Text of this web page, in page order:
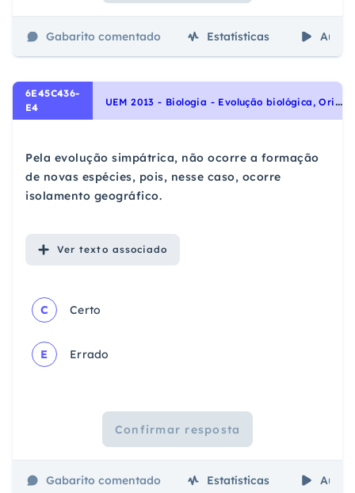
Gabarito comentado Estatísticas Aulas
6E45C436-
E4
U
EM 2013 - Biologia - Evolução biológica, Origem e evolução da vida
Pela evolução simpátrica, não ocorre a formação
de novas espécies, pois, nesse caso, ocorre
isolamento geográfico.
Ver texto associado
C Certo
E Errado
Confirmar resposta
Gabarito comentado Estatísticas Aulas